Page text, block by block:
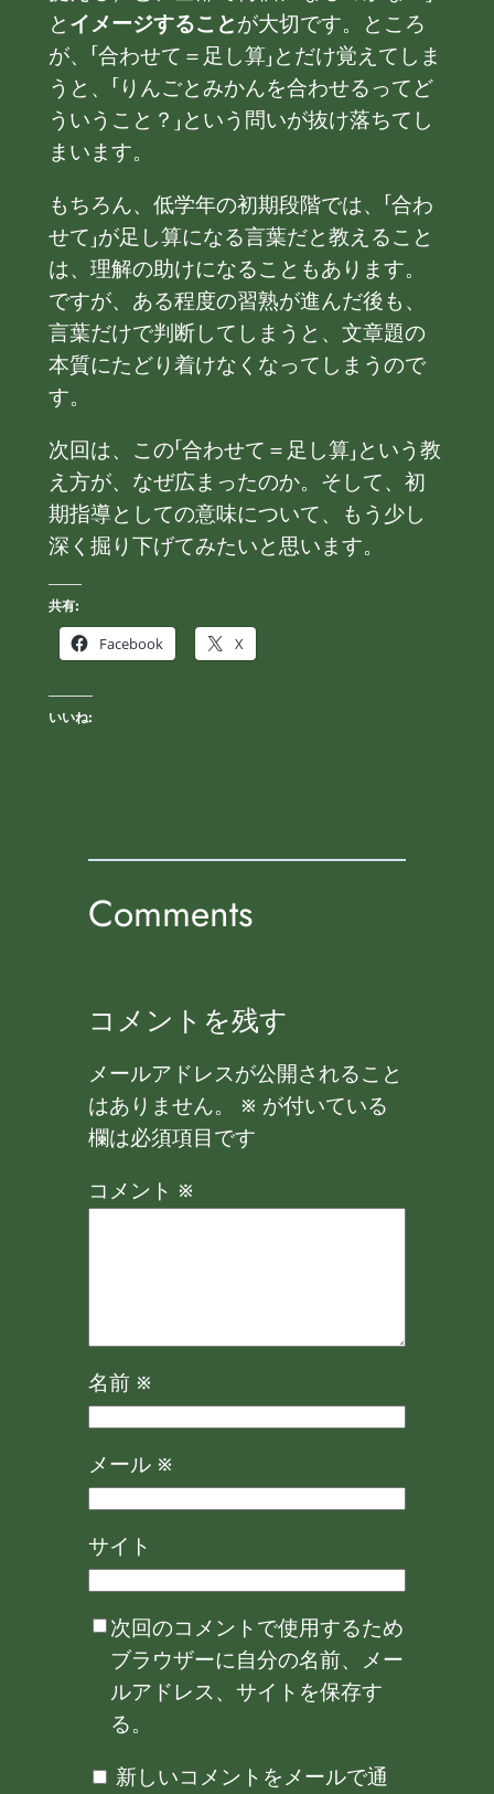
とイメージすることが大切です。ところ
が、「合わせて＝足し算」とだけ覚えてしま
うと、「りんごとみかんを合わせるってど
ういうこと？」という問いが抜け落ちてし
まいます。
もちろん、低学年の初期段階では、「合わ
せて」が足し算になる言葉だと教えること
は、理解の助けになることもあります。
ですが、ある程度の習熟が進んだ後も、
言葉だけで判断してしまうと、文章題の
本質にたどり着けなくなってしまうので
す。
次回は、この「合わせて＝足し算」という教
え方が、なぜ広まったのか。そして、初
期指導としての意味について、もう少し
深く掘り下げてみたいと思います。
共有:
Facebook
X
いいね:
Comments
コメントを残す
メールアドレスが公開されること
はありません。
※ が付いている
欄は必須項目です
コメント ※
名前 ※
メール ※
サイト
次回のコメントで使用するため
ブラウザーに自分の名前、メー
ルアドレス、サイトを保存す
る。
新しいコメントをメールで通